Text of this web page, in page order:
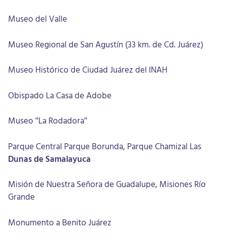
Museo del Valle
Museo Regional de San Agustín (33 km. de Cd. Juárez)
Museo Histórico de Ciudad Juárez del INAH
Obispado La Casa de Adobe
Museo "La Rodadora"
Parque Central Parque Borunda, Parque Chamizal Las
Dunas de Samalayuca
Misión de Nuestra Señora de Guadalupe, Misiones Río
Grande
Monumento a Benito Juárez